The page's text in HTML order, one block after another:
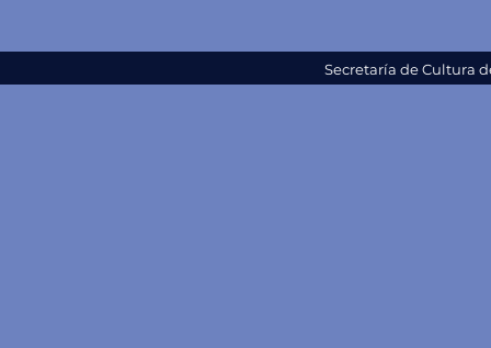
Secretaría de Cultura